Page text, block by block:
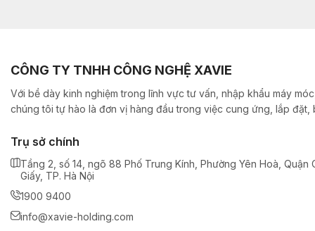
CÔNG TY TNHH CÔNG NGHỆ XAVIE
Với bề dày kinh nghiệm trong lĩnh vực tư vấn, nhập khẩu máy
chúng tôi tự hào là đơn vị hàng đầu trong việc cung ứng, lắp đặt,
Trụ sở chính
Tầng 2, số 14, ngõ 88 Phố Trung Kính, Phường Yên Hoà, Quận
Giấy, TP. Hà Nội
1900 9400
info@xavie-holding.com